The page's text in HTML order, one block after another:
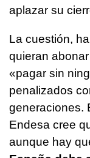
aplazar su
La cuestión,
quieran
«pagar sin
penalizados
generaciones.
Endesa cree
aunque hay